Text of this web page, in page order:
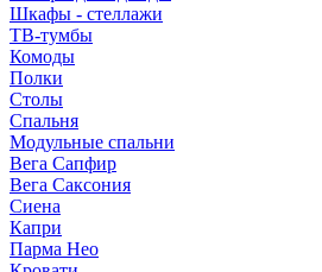
Шкафы - стеллажи
ТВ-тумбы
Комоды
Полки
Столы
Спальня
Модульные спальни
Вега Сапфир
Вега Саксония
Сиена
Капри
Парма Нео